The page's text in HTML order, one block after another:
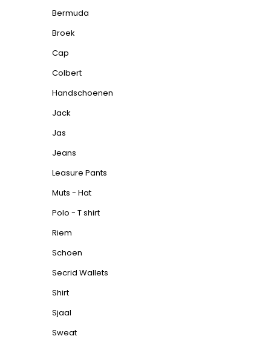
Bermuda
Broek
Cap
Colbert
Handschoenen
Jack
Jas
Jeans
Leasure Pants
Muts - Hat
Polo - T shirt
Riem
Schoen
Secrid Wallets
Shirt
Sjaal
Sweat